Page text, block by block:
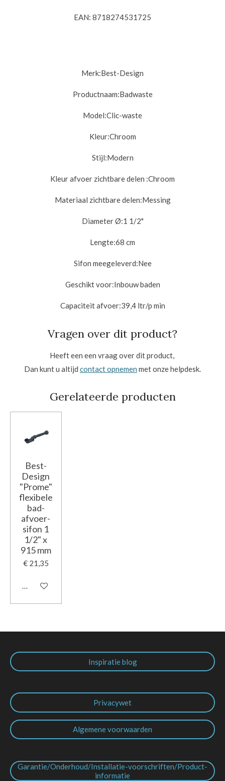
EAN: 8718274531725
Merk:Best-Design
Productnaam:Badwaste
Model:Clic-waste
Kleur:Chroom
Stijl:Modern
Kleur afvoer zichtbare delen :Chroom
Materiaal zichtbare delen:Messing
Diameter Ø:1 1/2"
Lengte:68 cm
Sifon meegeleverd:Nee
Geschikt voor:Inbouw baden
Capaciteit afvoer:39,4 ltr/p min
Vragen over dit product?
Heeft een een vraag over dit product,
Dan kunt u altijd contact opnemen met onze helpdesk.
Gerelateerde producten
Best-
Design
"Prome"
flexibele
bad-
afvoer-
sifon 1
1/2" x
915 mm
€ 21,35
In winkelwagen
Inspiratie blog
Privacywet
Algemene voorwaarden
Garantie/Onderhoud/Installatie-voorschriften/Product-
informatie